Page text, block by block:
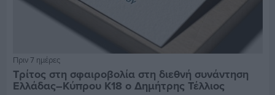
Πριν 7 ημέρες
Τρίτος στη σφαιροβολία στη διεθνή συνάντηση
Ελλάδας–Κύπρου Κ18 ο Δημήτρης Τέλλιος